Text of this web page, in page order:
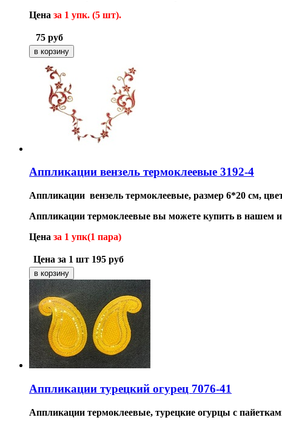
Цена за 1 упк. (5 шт).
75 руб
Аппликации вензель термоклеевые 3192-4
Аппликации вензель термоклеевые, размер 6*20 см,
Аппликации термоклеевые вы можете купить в нашем
Цена за 1 упк(1 пара)
Цена за 1 шт 195 руб
Аппликации турецкий огурец 7076-41
Аппликации термоклеевые, турецкие огурцы с